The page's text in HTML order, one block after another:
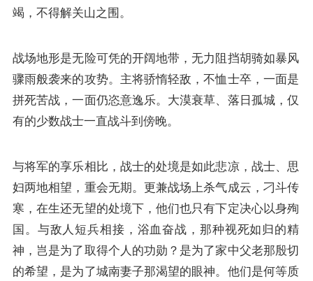
竭，不得解关山之围。
战场地形是无险可凭的开阔地带，无力阻挡胡骑如暴风
骤雨般袭来的攻势。主将骄惰轻敌，不恤士卒，一面是
拼死苦战，一面仍恣意逸乐。大漠衰草、落日孤城，仅
有的少数战士一直战斗到傍晚。
与将军的享乐相比，战士的处境是如此悲凉，战士、思
妇两地相望，重会无期。更兼战场上杀气成云，刁斗传
寒，在生还无望的处境下，他们也只有下定决心以身殉
国。与敌人短兵相接，浴血奋战，那种视死如归的精
神，岂是为了取得个人的功勋？是为了家中父老那殷切
的希望，是为了城南妻子那渴望的眼神。他们是何等质